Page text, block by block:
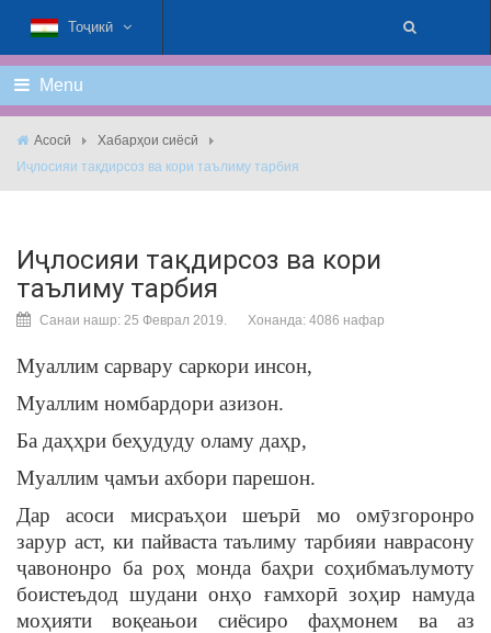
Тоҷикӣ
Menu
Асосӣ
Хабарҳои сиёсӣ
Иҷлосияи тақдирсоз ва кори таълиму тарбия
Иҷлосияи тақдирсоз ва кори
таълиму тарбия
Санаи нашр: 25 Феврал 2019. Хонанда: 4086 нафар
Муаллим сарвару саркори инсон,
Муаллим номбардори азизон.
Ба даҳҳри беҳудуду оламу даҳр,
Муаллим ҷамъи ахбори парешон.
Дар асоси мисраъҳои шеърӣ мо омӯзгоронро
зарур аст, ки пайваста таълиму тарбияи наврасону
ҷавононро ба роҳ монда баҳри соҳибмаълумоту
боистеъдод шудани онҳо ғамхорӣ зоҳир намуда
моҳияти воқеањои сиёсиро фаҳмонем ва аз